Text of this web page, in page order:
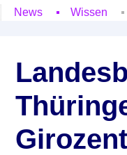
News
Wissen